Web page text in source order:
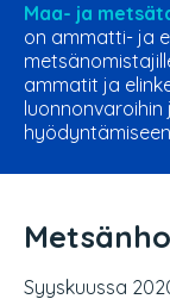
Maa- ja
on ammatti- ja
ammatit ja
Syyskuussa